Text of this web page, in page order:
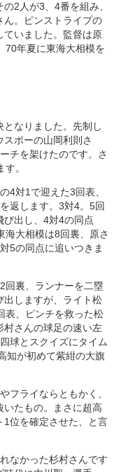
2人が3、4番を組み、
ん。ピンストライプの
ていました。監督は原
70年夏に東海大相模を
なりました。先制し
ポーの山岡利則さ
チを架けたのです。さ
。
4対1で迎えた3回表、
返します。3対4。5回
び出し、4対4の同点
海大相模は8回裏、原さ
5の同点に追いつきま
裏、ランナーを二塁
出しますが、ライト松
表、ピンチを救った松
村さんの球足の速い左
球とスクイズにタイム
知が初めて紫紺の大旗
フライならともかく、
たもの。まさに超高
1位を確定させた、と言
なかった杉村さんです